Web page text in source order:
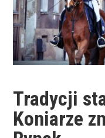
Tradycji
Koniarze